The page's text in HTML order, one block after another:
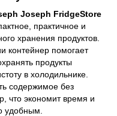
Joseph FridgeStore
практичное и
хранения продуктов.
контейнер помогает
продукты
в холодильнике.
содержимое без
что экономит время и
удобным.